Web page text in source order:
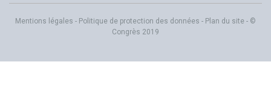
Mentions légales - Politique de protection des données - Plan du site - ©
Congrès 2019